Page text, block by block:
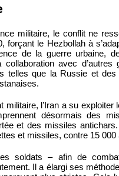
militaire, le conflit ne
forçant le Hezbollah à
de la guerre urbaine,
avec
telles que la Russie et
militaire, l’Iran a su
désormais des
et des missiles
et missiles, contre 15
soldats – afin de
Il a élargi ses